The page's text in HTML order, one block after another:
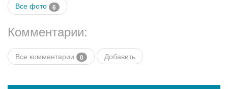
Все фото 6
Комментарии:
Все комментарии 0 Добавить